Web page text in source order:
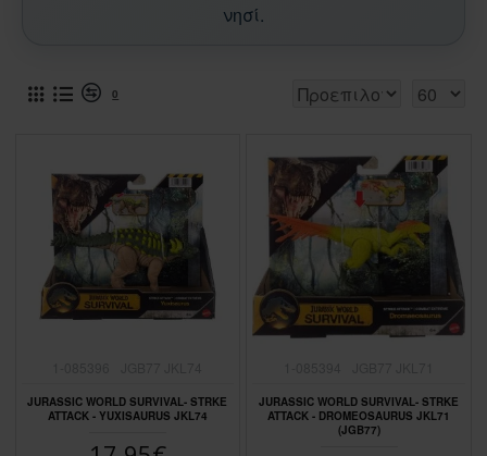
νησί.
0
JURASSIC WORLD SURVIVAL- STRKE
ATTACK - YUXISAURUS JKL74
JURASSIC WORLD SURVIVAL- STRKE
ATTACK - DROMEOSAURUS JKL71
(JGB77)